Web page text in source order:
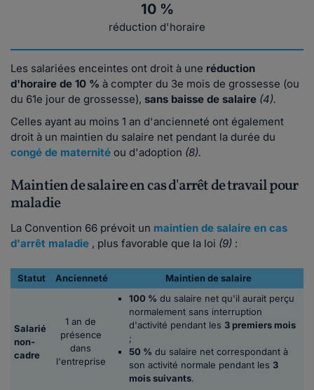
10 %
réduction d'horaire
Les salariées enceintes ont droit à une réduction
d'horaire de 10 % à compter du 3e mois de grossesse (ou
du 61e jour de grossesse), sans baisse de salaire (4).
Celles ayant au moins 1 an d'ancienneté ont également
droit à un maintien du salaire net pendant la durée du
congé de maternité ou d'adoption (8).
Maintien de salaire en cas d'arrêt de travail pour
maladie
La Convention 66 prévoit un maintien de salaire en cas
d'arrêt maladie , plus favorable que la loi (9) :
Statut Ancienneté Maintien de salaire
Salarié
non-
cadre
1 an de
présence
dans
l'entreprise
100 % du salaire net qu'il aurait perçu
normalement sans interruption
d'activité pendant les 3 premiers mois
;
50 % du salaire net correspondant à
son activité normale pendant les 3
mois suivants.